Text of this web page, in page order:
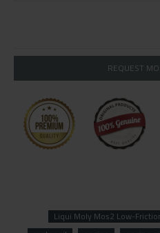
REQUEST
Liqui Moly Mos2 Low-